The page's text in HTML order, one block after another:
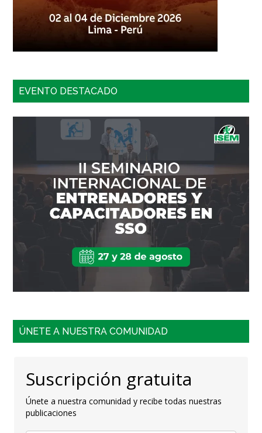
EVENTO DESTACADO
ÚNETE A NUESTRA COMUNIDAD
Suscripción gratuita
Únete a nuestra comunidad y recibe todas nuestras
publicaciones